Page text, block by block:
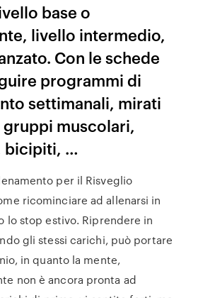
base o
livello intermedio,
Con le schede
programmi di
settimanali, mirati
muscolari,
bicipiti, …
per il Risveglio
ricominciare ad allenarsi in
lo stop estivo. Riprendere in
gli stessi carichi, può portare
in quanto la mente,
non è ancora pronta ad